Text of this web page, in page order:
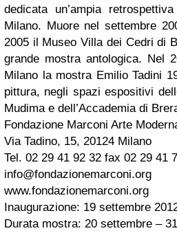
dedicata un’ampia
Milano. Muore nel settembre
2005 il Museo Villa dei Cedri di
grande mostra antologica. Nel
Milano la mostra Emilio Tadini
pittura, negli spazi espositivi
Mudima e dell’Accademia di
Fondazione Marconi Arte
Via Tadino, 15, 20124 Milano
Tel. 02 29 41 92 32 fax 02 29 41
info@fondazionemarconi.org
www.fondazionemarconi.org
Inaugurazione: 19 settembre
Durata mostra: 20 settembre –